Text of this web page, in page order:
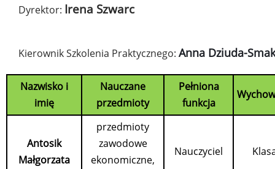
Dyrektor: Irena Szwarc
Kierownik Szkolenia Praktycznego: Anna Dziuda-Smak
Nazwisko i
imię
Nauczane
przedmioty
Pełniona
funkcja
Antosik
Małgorzata
przedmioty
zawodowe
ekonomiczne,
Nauczyciel